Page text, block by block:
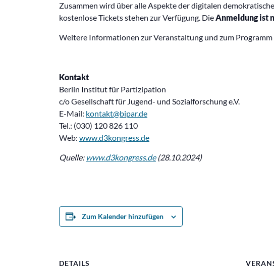
Zusammen wird über alle Aspekte der digitalen
kostenlose Tickets stehen zur Verfügung. DieAnmeldungist
Weitere Informationen zur Veranstaltung und zum Programm
Kontakt
Berlin Institut für Partizipation
c/o Gesellschaft für Jugend- und Sozialforschung e.V.
E-Mail: kontakt@bipar.de
Tel.: (030) 120 826 110
Web: www.d3kongress.de
Quelle: www.d3kongress.de (28.10.2024)
Zum Kalender hinzufügen
DETAILS